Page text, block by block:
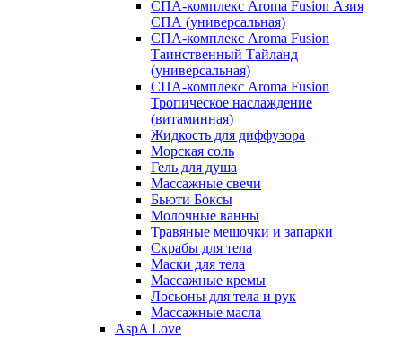
СПА-комплекс Aroma Fusion Азия
СПА (универсальная)
СПА-комплекс Aroma Fusion
Таинственный Тайланд
(универсальная)
СПА-комплекс Aroma Fusion
Тропическое наслаждение
(витаминная)
Жидкость для диффузора
Морская соль
Гель для душа
Массажные свечи
Бьюти Боксы
Молочные ванны
Травяные мешочки и запарки
Скрабы для тела
Маски для тела
Массажные кремы
Лосьоны для тела и рук
Массажные масла
AspA Love